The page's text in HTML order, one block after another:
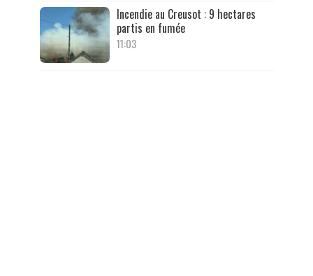
Incendie au Creusot : 9 hectares
partis en fumée
11:03